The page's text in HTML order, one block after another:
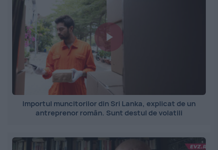
Importul muncitorilor din Sri Lanka, explicat de un
antreprenor român. Sunt destul de volatili